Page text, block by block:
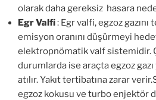
olarak daha gereksiz hasara
Egr Valfi: Egr valfi, egzoz gazını
emisyon oranını düşürmeyi
elektropnömatik valf sistemidir.
durumlarda ise araçta egzoz
atılır. Yakıt tertibatına zarar
egzoz kokusu ve turbo enjektör